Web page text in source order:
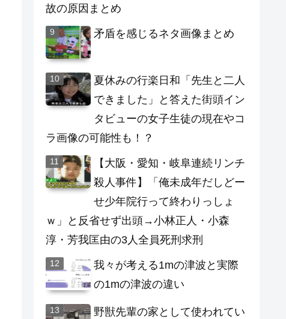
故の原因まとめ
矛盾を感じるネタ画像まとめ
夏休みの行楽日和「先生と二人
できました」と答えた街頭イン
タビューの女子生徒の現在やコ
ラ画像の可能性も！？
【大阪・愛知・岐阜連続リンチ
殺人事件】「俺未成年だしどー
せ少年院行って終わりっしょ
ｗ」と反省せず出頭→小林正人・小森
淳・芳我匡由の3人全員死刑求刑
我々が考える1mの津波と実際
の1mの津波の違い
野獣先輩の家として使われてい